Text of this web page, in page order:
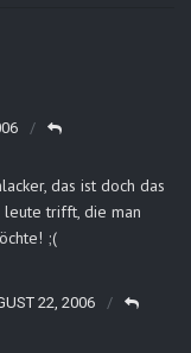
das ist doch das
trifft, die man
;(
22, 2006